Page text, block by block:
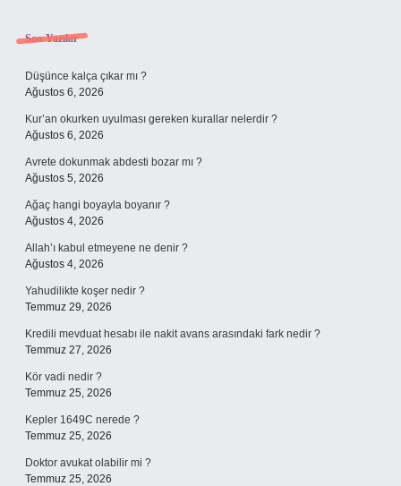
Sidebar
Son Yazılar
Düşünce kalça çıkar mı ?
Ağustos 6, 2026
Kur’an okurken uyulması gereken kurallar nelerdir ?
Ağustos 6, 2026
Avrete dokunmak abdesti bozar mı ?
Ağustos 5, 2026
Ağaç hangi boyayla boyanır ?
Ağustos 4, 2026
Allah’ı kabul etmeyene ne denir ?
Ağustos 4, 2026
Yahudilikte koşer nedir ?
Temmuz 29, 2026
Kredili mevduat hesabı ile nakit avans arasındaki fark nedir ?
Temmuz 27, 2026
Kör vadi nedir ?
Temmuz 25, 2026
Kepler 1649C nerede ?
Temmuz 25, 2026
Doktor avukat olabilir mi ?
Temmuz 25, 2026